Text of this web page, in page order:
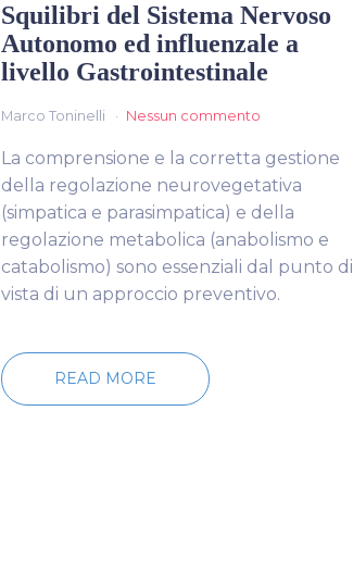
Squilibri del Sistema Nervoso
Autonomo ed influenzale a
livello Gastrointestinale
Marco Toninelli Nessun commento
La comprensione e la corretta gestione
della regolazione neurovegetativa
(simpatica e parasimpatica) e della
regolazione metabolica (anabolismo e
catabolismo) sono essenziali dal punto di
vista di un approccio preventivo.
READ MORE